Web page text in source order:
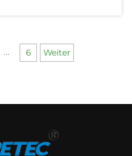
PET-Flaschen-
Rolle bei
Consumer-
... 6 Weiter